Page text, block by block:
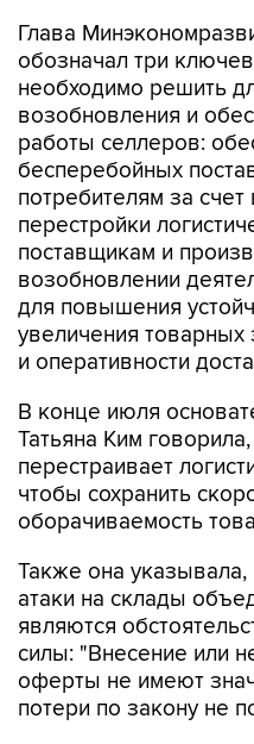
Глава
обозначал три
необходимо решить
возобновления и
работы селлеров:
бесперебойных
потребителям за счет
перестройки
поставщикам и
возобновлении
для повышения
увеличения товарных
и оперативности
В конце июля
Татьяна Ким
перестраивает
чтобы сохранить
оборачиваемость
Также она указывала,
атаки на склады
являются
силы: "Внесение или
оферты не имеют
потери по закону не